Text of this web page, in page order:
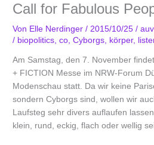
Call for Fabulous
Von Elle Nerdinger/ 2015/10/25/
/ biopolitics ,co ,Cyborgs körper,
Am Samstag, den 7. November
+ FICTION Messe im NRW-Forum
Modenschau statt. Da wir keine
sondern Cyborgs sind, wollen wir
Laufsteg sehr divers auflaufen
klein, rund, eckig, flach oder wellig